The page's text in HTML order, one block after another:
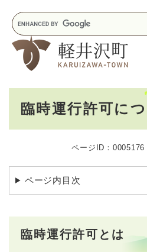
キ
ー
ワ
臨時運行許可に
ページID：0005176
ページ内目次
臨時運行許可とは